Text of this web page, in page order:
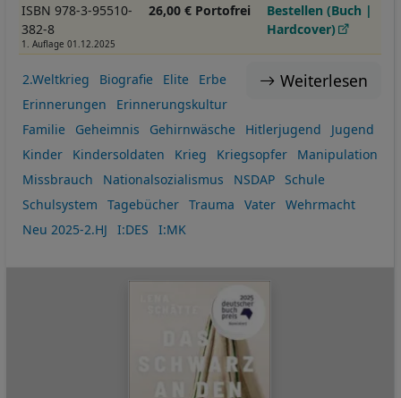
ISBN 978-3-95510-
382-8
1. Auflage 01.12.2025
26,00 € Portofrei
Bestellen (Buch |
Hardcover)
Weiterlesen
2.Weltkrieg Biografie Elite
Erbe
Erinnerungen
Erinnerungskultur
Familie
Geheimnis Gehirnwäsche Hitlerjugend
Jugend
Kinder
Kindersoldaten Krieg Kriegsopfer
Manipulation
Missbrauch
Nationalsozialismus NSDAP
Schule
Schulsystem
Tagebücher Trauma Vater
Wehrmacht
Neu 2025-2.HJ
I:DES I:MK